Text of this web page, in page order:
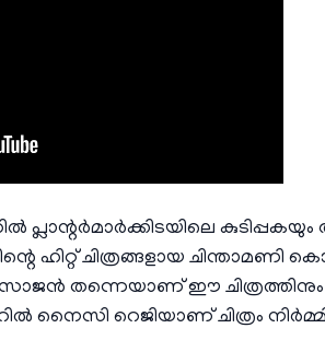
ഹിറ്റ് ചിത്രങ്ങളായ ചിന്താമണി
സാജൻ തന്നെയാണ് ഈ
റെജിയാണ് ചിത്രം